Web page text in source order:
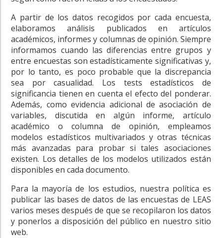
A partir de los datos recogidos por cada encuesta,
elaboramos análisis publicados en artículos
académicos, informes y columnas de opinión. Siempre
informamos cuando las diferencias entre grupos y
entre encuestas son estadísticamente significativas y,
por lo tanto, es poco probable que la discrepancia
sea por casualidad. Los tests estadísticos de
significancia tienen en cuenta el efecto del ponderar.
Además, como evidencia adicional de asociación de
variables, discutida en algún informe, artículo
académico o columna de opinión, empleamos
modelos estadísticos multivariados y otras técnicas
más avanzadas para probar si tales asociaciones
existen. Los detalles de los modelos utilizados están
disponibles en cada documento.
Para la mayoría de los estudios, nuestra política es
publicar las bases de datos de las encuestas de LEAS
varios meses después de que se recopilaron los datos
y ponerlos a disposición del público en nuestro sitio
web.